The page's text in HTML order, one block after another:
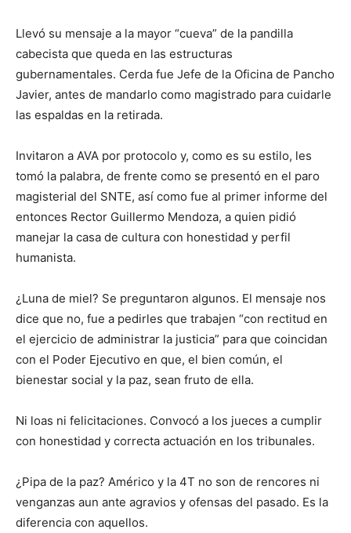
Llevó su mensaje a la mayor “cueva” de la pandilla
cabecista que queda en las estructuras
gubernamentales. Cerda fue Jefe de la Oficina de Pancho
Javier, antes de mandarlo como magistrado para cuidarle
las espaldas en la retirada.
Invitaron a AVA por protocolo y, como es su estilo, les
tomó la palabra, de frente como se presentó en el paro
magisterial del SNTE, así como fue al primer informe del
entonces Rector Guillermo Mendoza, a quien pidió
manejar la casa de cultura con honestidad y perfil
humanista.
¿Luna de miel? Se preguntaron algunos. El mensaje nos
dice que no, fue a pedirles que trabajen “con rectitud en
el ejercicio de administrar la justicia” para que coincidan
con el Poder Ejecutivo en que, el bien común, el
bienestar social y la paz, sean fruto de ella.
Ni loas ni felicitaciones. Convocó a los jueces a cumplir
con honestidad y correcta actuación en los tribunales.
¿Pipa de la paz? Américo y la 4T no son de rencores ni
venganzas aun ante agravios y ofensas del pasado. Es la
diferencia con aquellos.